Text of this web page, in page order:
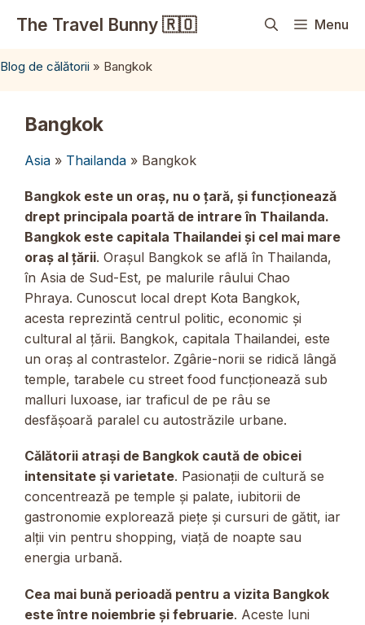
The Travel Bunny 🇷🇴 Menu
Blog de călătorii » Bangkok
Bangkok
Asia » Thailanda » Bangkok
Bangkok este un oraș, nu o țară, și funcționează
drept principala poartă de intrare în Thailanda.
Bangkok este capitala Thailandei și cel mai mare
oraș al țării. Orașul Bangkok se află în Thailanda,
în Asia de Sud-Est, pe malurile râului Chao
Phraya. Cunoscut local drept Kota Bangkok,
acesta reprezintă centrul politic, economic și
cultural al țării. Bangkok, capitala Thailandei, este
un oraș al contrastelor. Zgârie-norii se ridică lângă
temple, tarabele cu street food funcționează sub
malluri luxoase, iar traficul de pe râu se
desfășoară paralel cu autostrăzile urbane.
Călătorii atrași de Bangkok caută de obicei
intensitate și varietate. Pasionații de cultură se
concentrează pe temple și palate, iubitorii de
gastronomie explorează piețe și cursuri de gătit, iar
alții vin pentru shopping, viață de noapte sau
energia urbană.
Cea mai bună perioadă pentru a vizita Bangkok
este între noiembrie și februarie. Aceste luni